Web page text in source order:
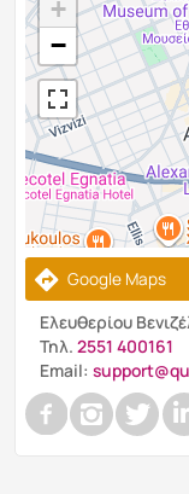
+
−
Google Maps
Ελευθερίου
Τηλ. 2551 400161
Email: